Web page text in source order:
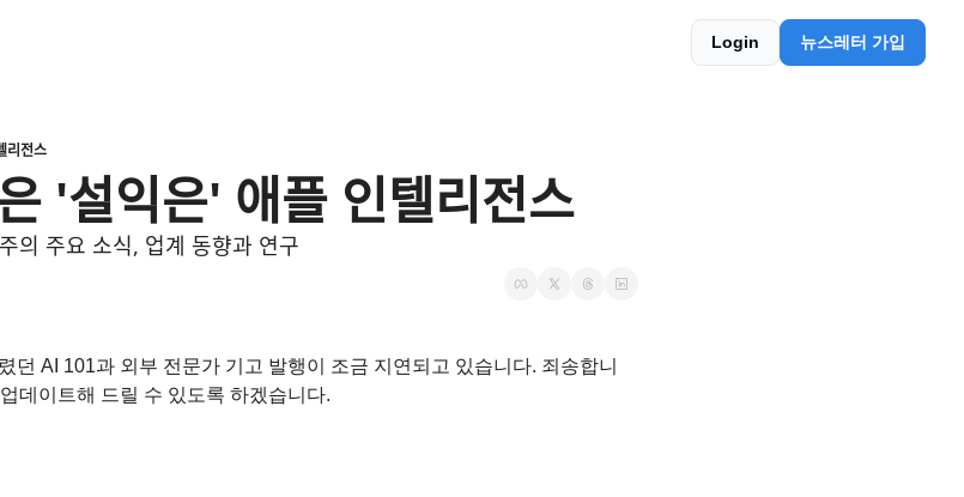
Login 뉴스레터 가입
애플 인텔리전스
주요 소식, 업계 동향과 연구
던 AI 101과 외부 전문가 기고 발행이 조금 지연되고 있습니다. 죄송합니
데이트해 드릴 수 있도록 하겠습니다.